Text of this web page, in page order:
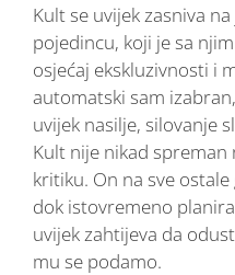
Kult se uvijek zasniva
pojedincu, koji je sa
osjećaj ekskluzivnosti i
automatski sam
uvijek nasilje, silovanje
Kult nije nikad
kritiku. On na sve
dok istovremeno
uvijek zahtijeva da
mu se podamo.